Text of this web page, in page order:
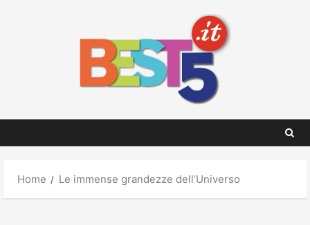
Home Le immense grandezze dell’Universo